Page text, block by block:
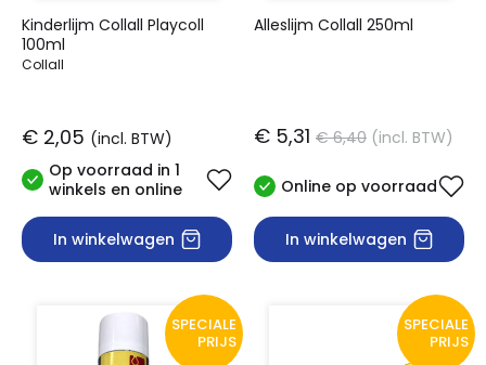
Kinderlijm Collall Playcoll
100ml
Collall
€ 2,05 (incl. BTW)
Op voorraad in 1
winkels en online
In winkelwagen
Alleslijm Collall 250ml
€ 5,31 € 6,40 (incl. BTW)
Online op voorraad
In winkelwagen
SPECIALE
PRIJS
SPECIALE
PRIJS